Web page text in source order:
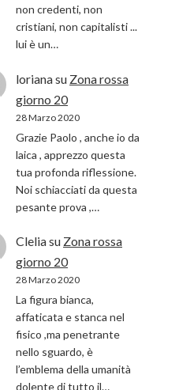
non credenti, non
cristiani, non capitalisti ...
lui è un…
lorianasu Zona rossa
giorno 20
28 Marzo 2020
Grazie Paolo , anche io da
laica , apprezzo questa
tua profonda riflessione.
Noi schiacciati da questa
pesante prova ,…
Cleliasu Zona rossa
giorno 20
28 Marzo 2020
La figura bianca,
affaticata e stanca nel
fisico ,ma penetrante
nello sguardo, è
l’emblema della umanità
dolente di tutto il…